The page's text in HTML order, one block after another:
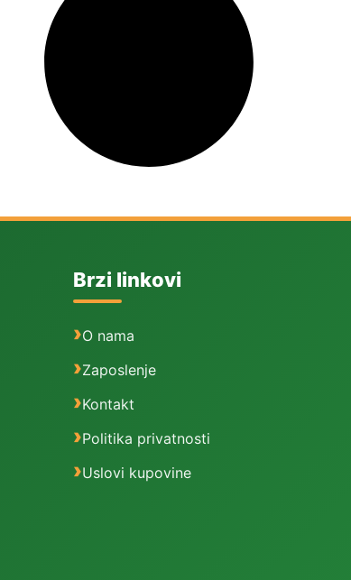
Brzi linkovi
O nama
Zaposlenje
Kontakt
Politika privatnosti
Uslovi kupovine